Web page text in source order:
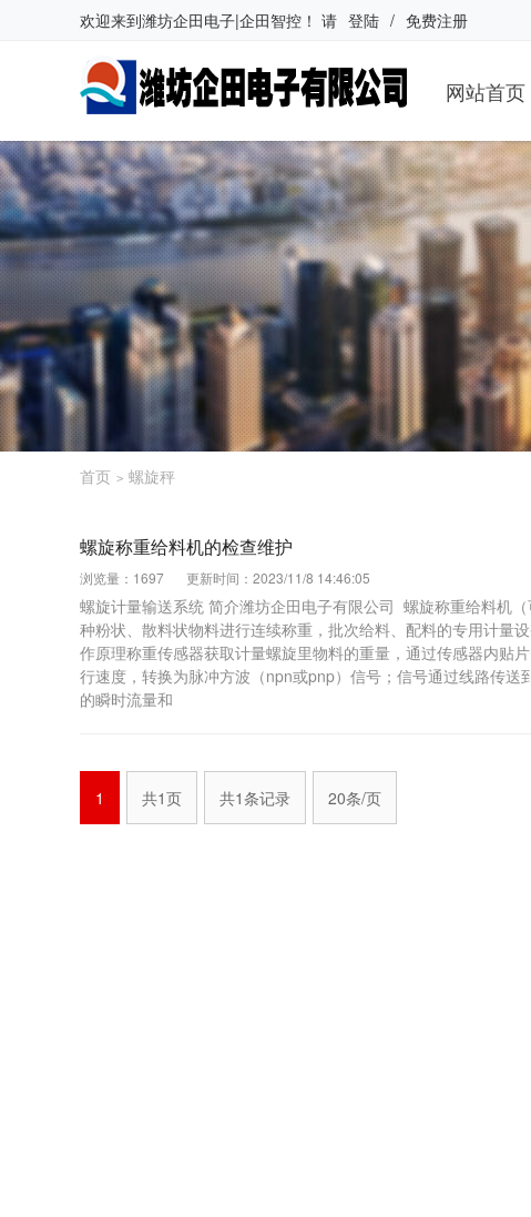
欢迎来到潍坊企田电子|企田智控 ！ 请 登陆 / 免费注册
网站首页
首页 > 螺旋秤
螺旋称重给料机的检查维护
浏览量：1697 更新时间：2023/11/8 14:46:05
螺旋计量输送系统 简介潍坊企田电子有限公司 螺旋称重给料机
种粉状、散料状物料进行连续称重，批次给料、配料的专用计量
作原理称重传感器获取计量螺旋里物料的重量，通过传感器内贴
行速度，转换为脉冲方波（npn或pnp）信号；信号通过线路传
的瞬时流量和
1 共1页 共1条记录 20条/页